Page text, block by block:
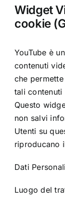
Widget
cookie
YouTube è
contenuti
che
tali contenuti
Questo
non salvi
Utenti su
riproducano
Dati
Luogo del